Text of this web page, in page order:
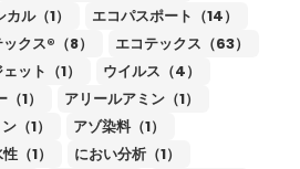
カル（1）
エコパスポート（14）
クス®（8）
エコテックス（63）
ット（1）
ウイルス（4）
1）
アリールアミン（1）
（1）
アゾ染料（1）
（1）
におい分析（1）